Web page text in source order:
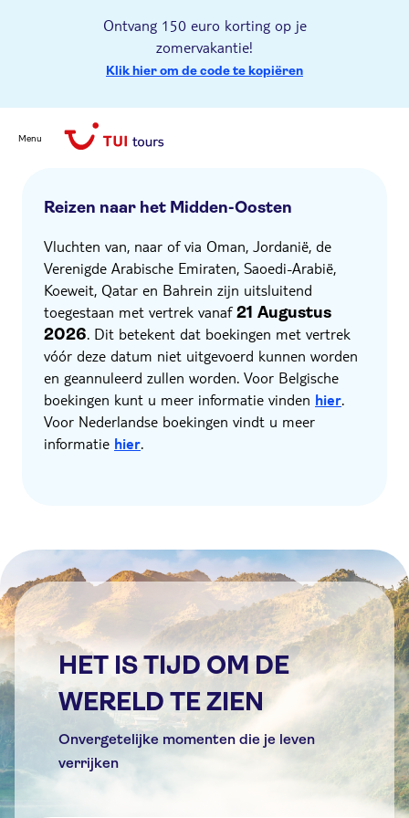
Ontvang 150 euro korting op je
zomervakantie!
Klik hier om de code te kopiëren
Menu
Reizen naar het Midden-Oosten
Vluchten van, naar of via Oman, Jordanië, de
Verenigde Arabische Emiraten, Saoedi-Arabië,
Koeweit, Qatar en Bahrein zijn uitsluitend
toegestaan met vertrek vanaf21 Augustus
2026. Dit betekent dat boekingen met vertrek
vóór deze datum niet uitgevoerd kunnen worden
en geannuleerd zullen worden. Voor Belgische
boekingen kunt u meer informatie vinden hier.
Voor Nederlandse boekingen vindt u meer
informatie hier.
HET IS TIJD OM DE
WERELD TE ZIEN
Onvergetelijke momenten die je leven
verrijken